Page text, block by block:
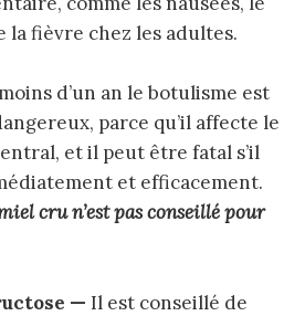
la fièvre chez les adultes.
d’un an le botulisme est
parce qu’il affecte le
et il peut être fatal s’il
et efficacement.
cru n’est pas conseillé pour
— Il est conseillé de